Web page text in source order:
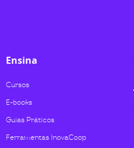
Ensina
Cursos
E-books
Guias Práticos
Ferramentas InovaCoop